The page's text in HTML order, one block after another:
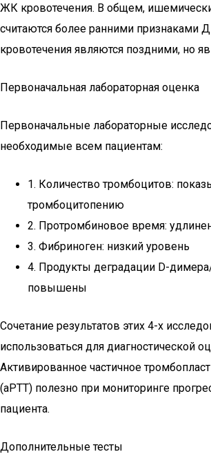
ЖК кровотечения. В общем,
считаются более ранними признаками
кровотечения являются поздними, но
Первоначальная лабораторная оценка
Первоначальные лабораторные
необходимые всем пациентам:
1. Количество тромбоцитов:
тромбоцитопению
2. Протромбиновое время:
3. Фибриноген: низкий уровень
4. Продукты деградации D-
повышены
Сочетание результатов этих 4-х
использоваться для диагностической
Активированное частичное
(aPTT) полезно при мониторинге
пациента.
Дополнительные тесты